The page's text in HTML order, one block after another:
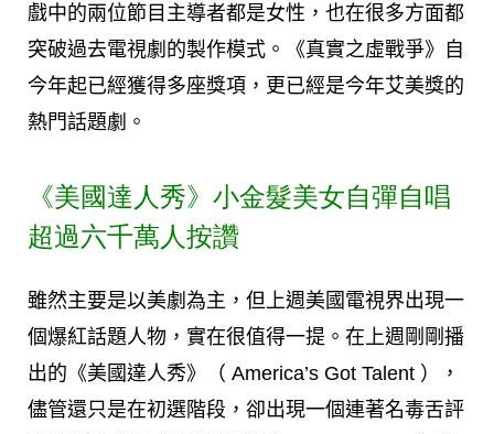
戲中的兩位節目主導者都是女性，也在很多方面都
突破過去電視劇的製作模式。《真實之虛戰爭》自
今年起已經獲得多座獎項，更已經是今年艾美獎的
熱門話題劇。
《美國達人秀》小金髮美女自彈自唱
超過六千萬人按讚
雖然主要是以美劇為主，但上週美國電視界出現一
個爆紅話題人物，實在很值得一提。在上週剛剛播
出的《美國達人秀》（ America’s Got Talent ），
儘管還只是在初選階段，卻出現一個連著名毒舌評